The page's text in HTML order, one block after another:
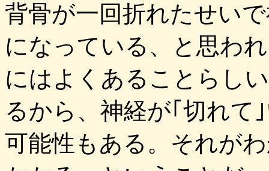
背骨が一回折れたせい
になっている、と思わ
にはよくあることらし
るから、神経が｢切れて
可能性もある。それが